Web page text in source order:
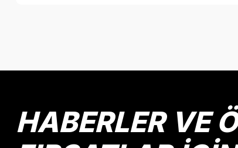
Ürün resmi kalitesiz, bozuk veya görüntülenemiyor.
Ürün fiyatı diğer sitelerden daha pahalı.
Bu ürüne benzer farklı alternatifler olmalı.
HABERLER VE